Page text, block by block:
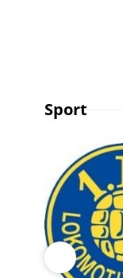
Sport